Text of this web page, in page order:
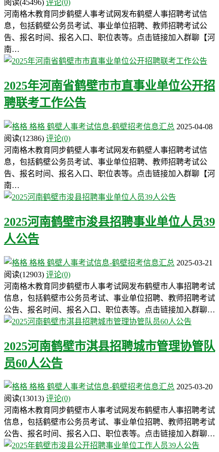
阅读(45496) 评论(0)
河南格木教育同步鹤壁人事考试网发布鹤壁人事招聘考试信
息，包括鹤壁公务员考试、事业单位招聘、教师招聘考试公
告、报名时间、报名入口、职位表等。点击链接加入群聊【河
南…
2025年河南省鹤壁市市直事业单位公开招
聘联考工作公告
格格 鹤壁人事考试信息-鹤壁招考信息汇总 2025-04-08
阅读(12386) 评论(0)
河南格木教育同步鹤壁人事考试网发布鹤壁人事招聘考试信
息，包括鹤壁公务员考试、事业单位招聘、教师招聘考试公
告、报名时间、报名入口、职位表等。点击链接加入群聊【河
南…
2025河南鹤壁市浚县招聘事业单位人员39
人公告
格格 鹤壁人事考试信息-鹤壁招考信息汇总 2025-03-21
阅读(12903) 评论(0)
河南格木教育同步鹤壁市人事考试网发布鹤壁市人事招聘考试
信息，包括鹤壁市公务员考试、事业单位招聘、教师招聘考试
公告、报名时间、报名入口、职位表等。点击链接加入群聊…
2025河南鹤壁市淇县招聘城市管理协管队
员60人公告
格格 鹤壁人事考试信息-鹤壁招考信息汇总 2025-03-20
阅读(13013) 评论(0)
河南格木教育同步鹤壁市人事考试网发布鹤壁市人事招聘考试
信息，包括鹤壁市公务员考试、事业单位招聘、教师招聘考试
公告、报名时间、报名入口、职位表等。点击链接加入群聊…